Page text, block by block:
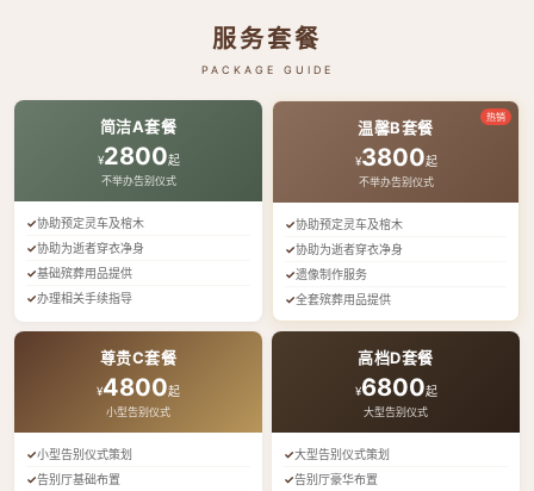
服务套餐
PACKAGE GUIDE
简洁A套餐
¥2800起
不举办告别仪式
协助预定灵车及棺木
协助为逝者穿衣净身
基础殡葬用品提供
办理相关手续指导
热销
温馨B套餐
¥3800起
不举办告别仪式
协助预定灵车及棺木
协助为逝者穿衣净身
遗像制作服务
全套殡葬用品提供
尊贵C套餐
¥4800起
小型告别仪式
小型告别仪式策划
告别厅基础布置
高档D套餐
¥6800起
大型告别仪式
大型告别仪式策划
告别厅豪华布置